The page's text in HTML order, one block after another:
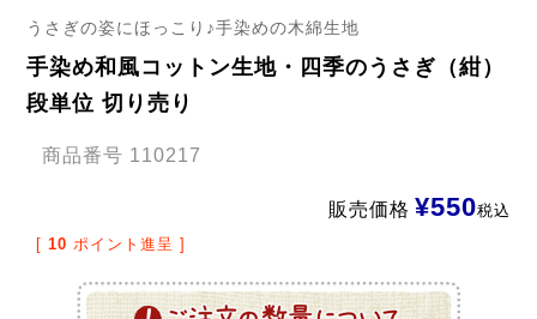
うさぎの姿にほっこり♪手染めの木綿生地
手染め和風コットン生地・四季のうさぎ（紺）
段単位 切り売り
商品番号 110217
販売価格 ¥550税込
[ 10 ポイント進呈 ]